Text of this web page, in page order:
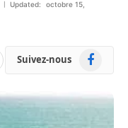
Updated: octobre 15,
Suivez-nous Facebook